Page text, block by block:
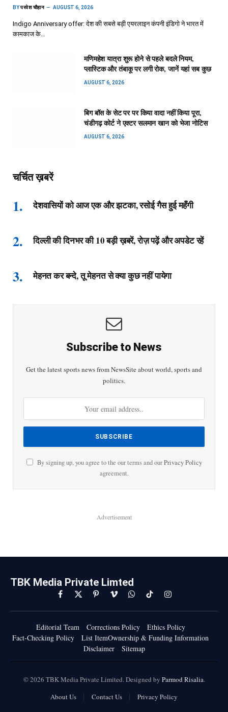
BYपरवेश चौहान AUGUST 6, 2026
Indigo Anniversary offer: देश की सबसे बड़ी एयरलाइन कंपनी इंडिगो ने भारत में
कामकाज के…
मणिमहेश यात्रा शुरू होने से पहले बदले नियम,
प्लास्टिक और तंबाकू पर लगी रोक, जानें यहां सब कुछ
AUGUST 6, 2026
बिग बॉस के सेट पर पर किया वादा नहीं किया पूरा,
चंडीगढ़ कोर्ट ने एक्टर सलमान खान को भेजा नोटिस
AUGUST 6, 2026
चर्चित ख़बरें
देशवासियों को आज एक और झटका, रसोई गैस हुई महँगी
दिल्ली की दिनभर की 10 बड़ी ख़बरें, रोज़ पढ़ें और अपडेट रहें
मेहनत कर बन्दे, तू मेहनत से क्या कुछ नहीं पायेगा
Subscribe to News
Get the latest sports news from NewsSite about world, sports and
politics.
By signing up, you agree to the our terms and ourPrivacy Policy
agreement.
Advertisement
TBK Media Private Limted
Facebook
X
(Twitter)
PinterestVimeoWhatsAppTikTokInstagram
Editorial Team Corrections Policy
Ethics Policy
Fact-Checking Policy
List ItemOwnership & Funding Information
Disclaimer
Sitemap
© 2026 TBK Media Private Limited. Designed by Parmod Risalia.
About Us
Contact Us Privacy Policy